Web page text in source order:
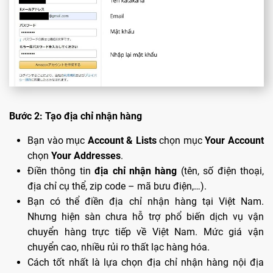
Bước 2: Tạo địa chỉ nhận hàng
Bạn vào mục Account & Listschọn mụcYour Account
chọn Your Addresses.
Điền thông tinđịa chỉ nhận hàng (tên, số điện thoại,
địa chỉ cụ thể, zip code – mã bưu điện,…).
Bạn có thể điền địa chỉ nhận hàng tại Việt Nam.
Nhưng hiện sàn chưa hỗ trợ phổ biến dịch vụ vận
chuyển hàng trực tiếp về Việt Nam. Mức giá vận
chuyển cao, nhiều rủi ro thất lạc hàng hóa.
Cách tốt nhất là lựa chọn địa chỉ nhận hàng nội địa